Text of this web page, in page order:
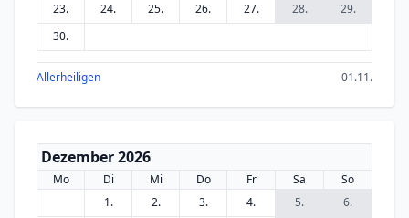
23.
24. 25. 26. 27. 28.
29.
30.
Allerheiligen 01.11.
Dezember 2026
Mo Di Mi Do Fr Sa
So
1.
2. 3. 4. 5.
6.